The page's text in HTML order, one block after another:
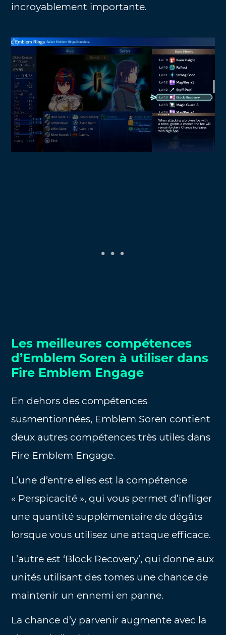
incroyablement importante.
Les meilleures compétences
d’Emblem Soren à utiliser dans
Fire Emblem Engage
En dehors des compétences
susmentionnées, Emblem Soren contient
deux autres compétences très utiles dans
Fire Emblem Engage.
L’une d’entre elles est la compétence
« Perspicacité », qui vous permet d’infliger
une quantité supplémentaire de dégâts
lorsque vous utilisez une attaque efficace.
L’autre est ‘Block Recovery’, qui donne aux
unités utilisant des tomes une chance de
maintenir un ennemi en panne.
La chance d’y parvenir augmente avec la